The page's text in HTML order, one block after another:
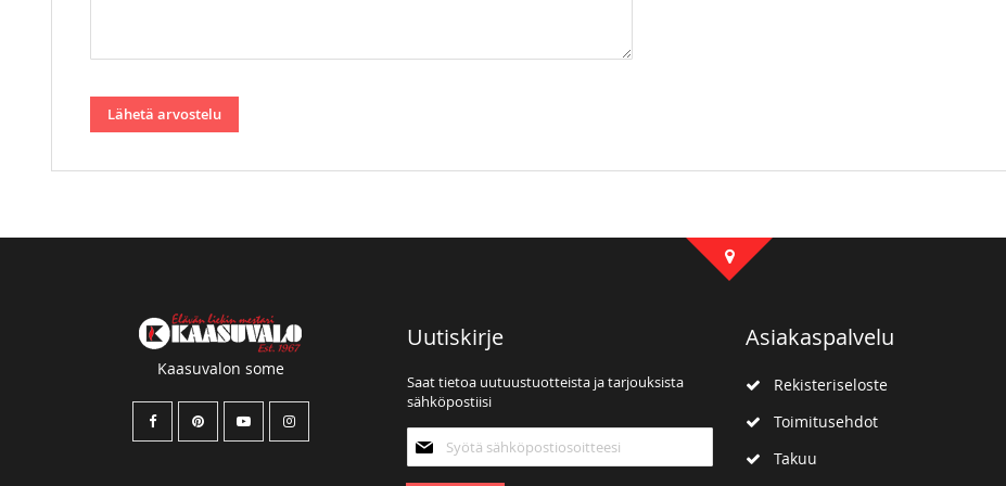
Lähetä arvostelu
Kaasuvalon some
Uutiskirje
Saat tietoa uutuustuotteista ja tarjouksista
sähköpostiisi
uutiskirjeemme:
Asiakaspalvelu
Rekisteriseloste
Toimitusehdot
Takuu